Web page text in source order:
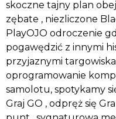
skoczne tajny plan
zębate , niezliczone
PlayOJO odroczenie
pogawędzić z innymi
przyjaznymi
oprogramowanie
samolotu, spotykamy
Graj GO , odpręż się